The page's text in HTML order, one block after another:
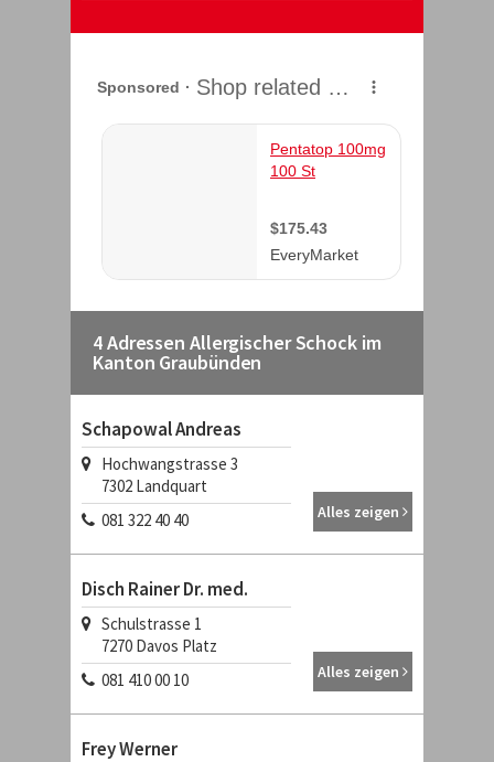
4 Adressen Allergischer Schock im
Kanton Graubünden
Schapowal Andreas
Hochwangstrasse 3
7302 Landquart
081 322 40 40
Alles zeigen
Disch Rainer Dr. med.
Schulstrasse 1
7270 Davos Platz
081 410 00 10
Alles zeigen
Frey Werner